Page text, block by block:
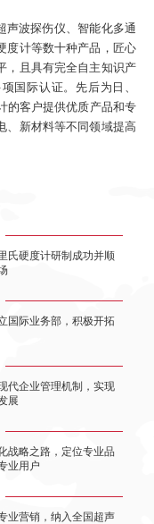
声波探伤仪、智能化多通
度计等数十种产品，匠心
，且具有完全自主知识产
国际认证。先后为日、
的客户提供优质产品和专
、新材料等不同领域提高
氏硬度计研制成功并顺
国际业务部，积极开拓
代企业管理机制，实现
展
战略之路，定位专业品
业用户
业营销，纳入全国超声